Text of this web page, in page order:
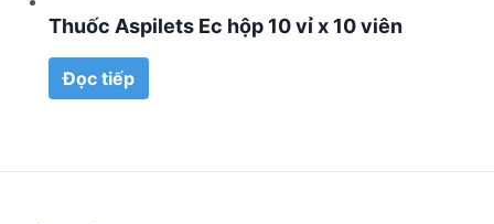
Thuốc Aspilets Ec hộp 10 vỉ x 10 viên
Đọc tiếp